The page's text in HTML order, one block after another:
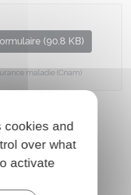
(90.8 KB)
maladie (Cnam)
cookies and
over what
activate